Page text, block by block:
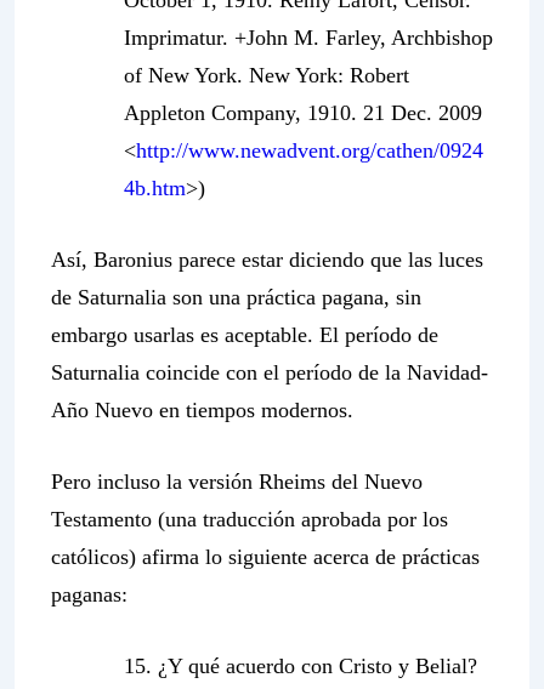
Imprimatur. +John M. Farley, Archbishop
of New York. New York: Robert
Appleton Company, 1910. 21 Dec. 2009
<http://www.newadvent.org/cathen/0924
4b.htm>)
Así, Baronius parece estar diciendo que las luces
de Saturnalia son una práctica pagana, sin
embargo usarlas es aceptable. El período de
Saturnalia coincide con el período de la Navidad-
Año Nuevo en tiempos modernos.
Pero incluso la versión Rheims del Nuevo
Testamento (una traducción aprobada por los
católicos) afirma lo siguiente acerca de prácticas
paganas:
15. ¿Y qué acuerdo con Cristo y Belial?